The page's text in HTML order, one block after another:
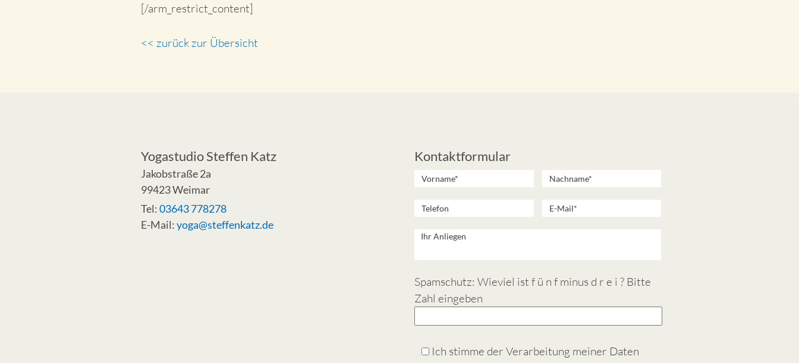
[/arm_restrict_content]
<< zurück zur Übersicht
Yogastudio Steffen Katz
Jakobstraße 2a
99423 Weimar
Tel:03643 778278
E-Mail:yoga@steffenkatz.de
Kontaktformular
Spamschutz: Wieviel ist f ü n f minus d r e i ? Bitte
Zahl eingeben
Ich stimme der Verarbeitung meiner Daten